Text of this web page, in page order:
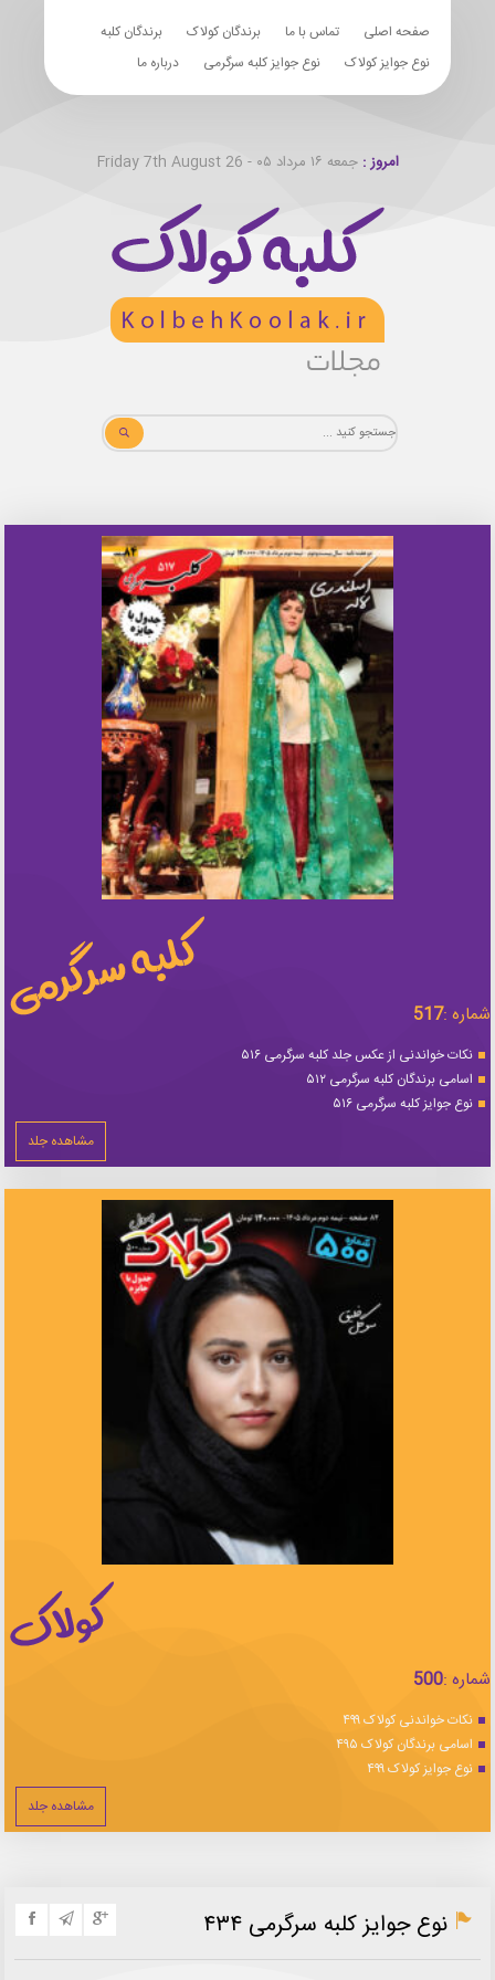
صفحه اصلی تماس با ما برندگان کولاک
برندگان کلبه
نوع جوایز کولاک
نوع جوایز کلبه سرگرمی درباره ما
امروز :جمعه ۱۶ مرداد ۰۵ - Friday 7th August 26
شماره :517
نکات خواندنی از عکس جلد کلبه سرگرمی ۵۱۶
اسامی برندگان کلبه سرگرمی ۵۱۲
نوع جوایز کلبه سرگرمی ۵۱۶
مشاهده جلد
شماره :500
نکات خواندنی کولاک ۴۹۹
اسامی برندگان کولاک ۴۹۵
نوع جوایز کولاک ۴۹۹
مشاهده جلد
نوع جوایز کلبه سرگرمی ۴۳۴